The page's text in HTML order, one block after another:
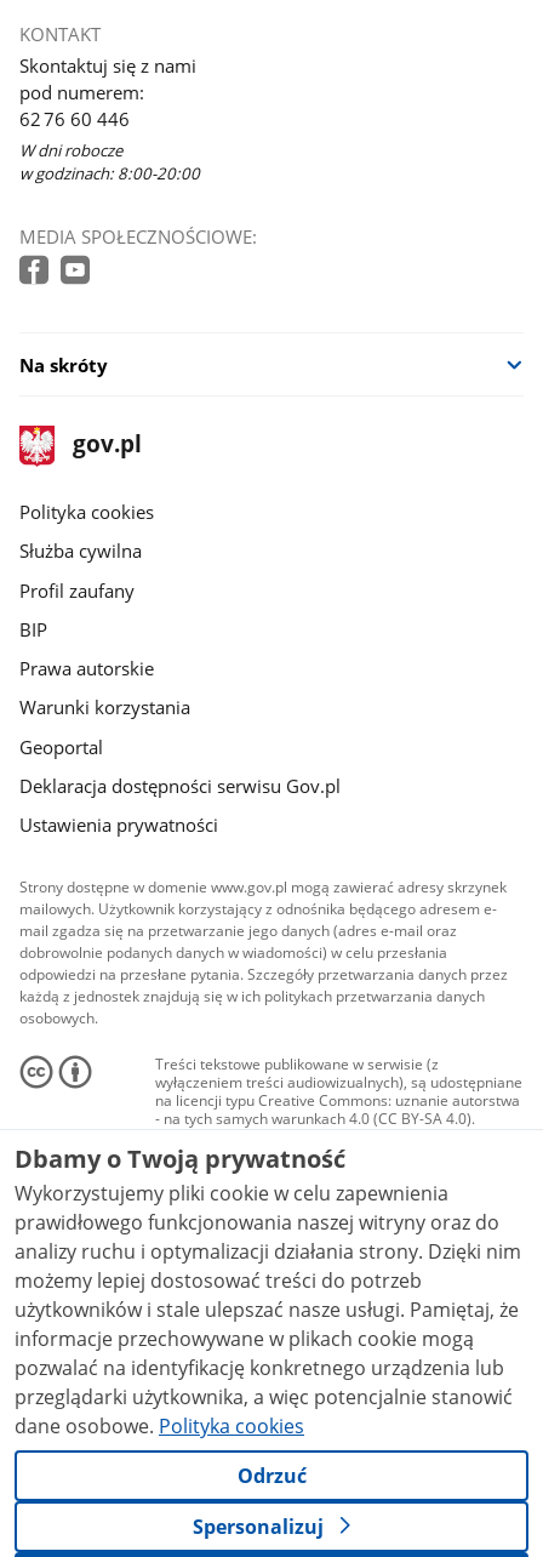
KONTAKT
Skontaktuj się z nami
pod numerem:
62 76 60 446
W dni robocze
w godzinach: 8:00-20:00
MEDIA SPOŁECZNOŚCIOWE:
Na skróty
stopka
gov.pl
Strona
gov.pl
gov.pl
Polityka cookies
Służba cywilna
Profil zaufany
BIP
Prawa autorskie
Warunki korzystania
Geoportal
Deklaracja dostępności serwisu Gov.pl
Ustawienia prywatności
Strony dostępne w domenie www.gov.pl mogą zawierać adresy skrzynek
mailowych. Użytkownik korzystający z odnośnika będącego adresem e-
mail zgadza się na przetwarzanie jego danych (adres e-mail oraz
dobrowolnie podanych danych w wiadomości) w celu przesłania
odpowiedzi na przesłane pytania. Szczegóły przetwarzania danych przez
każdą z jednostek znajdują się w ich politykach przetwarzania danych
osobowych.
Treści tekstowe publikowane w serwisie (z
wyłączeniem treści audiowizualnych), są udostępniane
na licencji typu Creative Commons: uznanie autorstwa
- na tych samych warunkach 4.0 (CC BY-SA 4.0).
Materiały audiowizualne, w tym zdjęcia, materiały
audio i wideo, są udostępniane na licencji typu
Creative Commons: uznanie autorstwa użycie
niekomercyjne - bez utworów zależnych 4.0 (CC BY-
NC-ND 4.0), o ile nie jest to stwierdzone inaczej.
Dbamy o Twoją prywatność
Wykorzystujemy pliki cookie w celu zapewnienia
prawidłowego funkcjonowania naszej witryny oraz do
analizy ruchu i optymalizacji działania strony. Dzięki nim
możemy lepiej dostosować treści do potrzeb
użytkowników i stale ulepszać nasze usługi. Pamiętaj, że
informacje przechowywane w plikach cookie mogą
pozwalać na identyfikację konkretnego urządzenia lub
przeglądarki użytkownika, a więc potencjalnie stanowić
dane osobowe. Polityka cookies
Odrzuć
Spersonalizuj